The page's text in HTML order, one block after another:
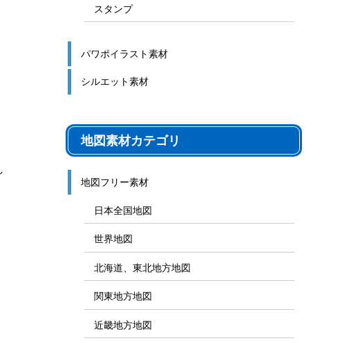
スタンプ
パワポイラスト素材
シルエット素材
地図素材カテゴリ
地図フリー素材
日本全国地図
世界地図
北海道、東北地方地図
関東地方地図
近畿地方地図